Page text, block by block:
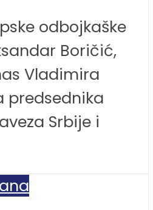
odbojkaške
Boričić,
Vladimira
predsednika
Srbije i